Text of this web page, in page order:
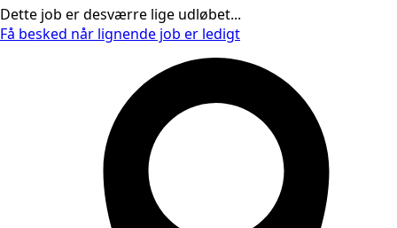
Dette job er desværre lige udløbet...
Få besked når lignende job er ledigt